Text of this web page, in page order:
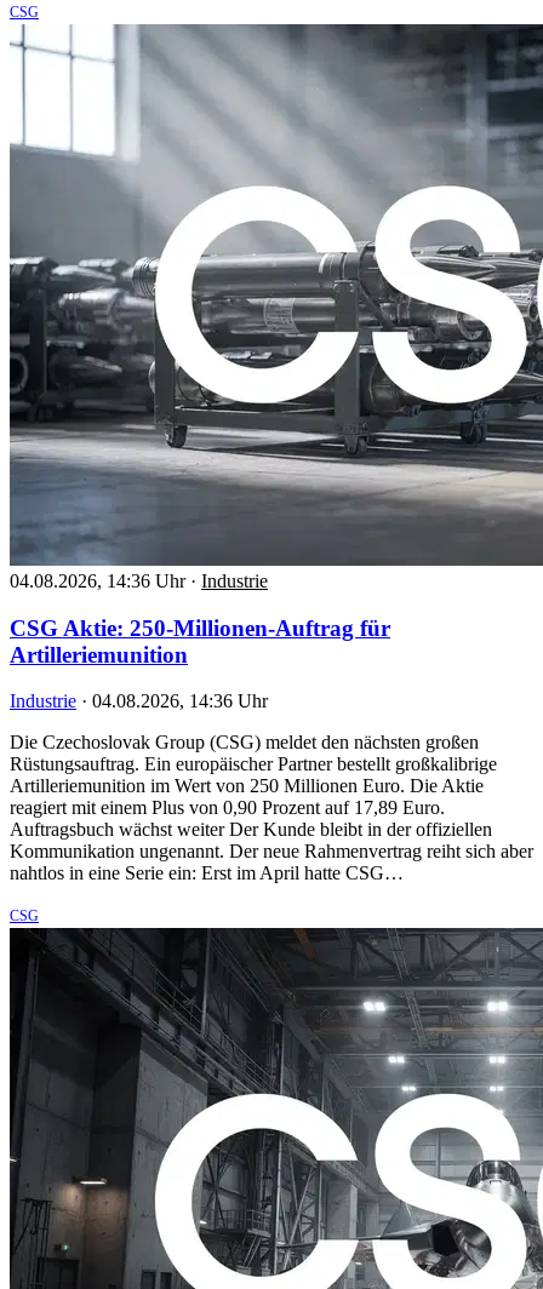
CSG
04.08.2026, 14:36 Uhr · Industrie
CSG Aktie: 250-Millionen-Auftrag für
Artilleriemunition
Industrie · 04.08.2026, 14:36 Uhr
Die Czechoslovak Group (CSG) meldet den nächsten großen
Rüstungsauftrag. Ein europäischer Partner bestellt großkalibrige
Artilleriemunition im Wert von 250 Millionen Euro. Die Aktie
reagiert mit einem Plus von 0,90 Prozent auf 17,89 Euro.
Auftragsbuch wächst weiter Der Kunde bleibt in der offiziellen
Kommunikation ungenannt. Der neue Rahmenvertrag reiht sich aber
nahtlos in eine Serie ein: Erst im April hatte CSG…
CSG